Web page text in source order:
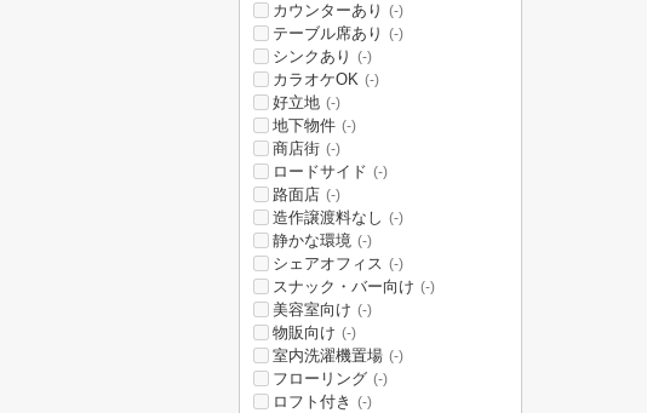
カウンターあり (-)
テーブル席あり (-)
シンクあり (-)
カラオケOK (-)
好立地 (-)
地下物件 (-)
商店街 (-)
ロードサイド (-)
路面店 (-)
造作譲渡料なし (-)
静かな環境 (-)
シェアオフィス (-)
スナック・バー向け (-)
美容室向け (-)
物販向け (-)
室内洗濯機置場 (-)
フローリング (-)
ロフト付き (-)